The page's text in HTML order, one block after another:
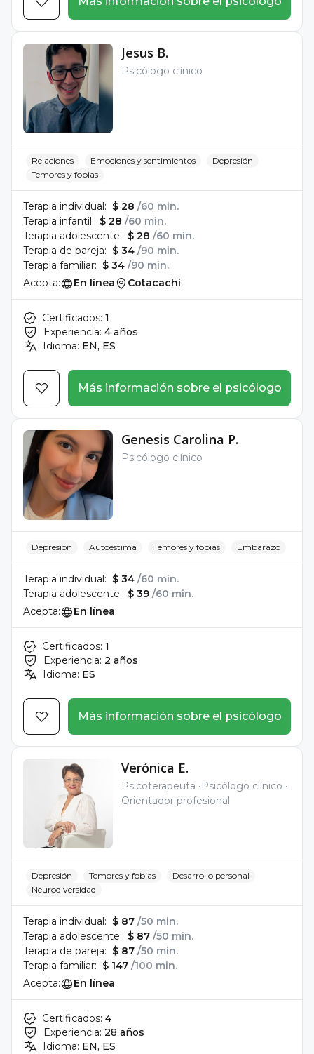
Jesus B.
Psicólogo clínico
Relaciones Emociones y sentimientos
Depresión
Temores y fobias
Terapia individual: $ 28 /60 min.
Terapia infantil: $ 28 /60 min.
Terapia adolescente: $ 28 /60 min.
Terapia de pareja: $ 34 /90 min.
Terapia familiar: $ 34 /90 min.
Acepta:
En línea Cotacachi
Certificados: 1
Experiencia: 4 años
Idioma: EN, ES
Más información sobre el psicólogo
Genesis Carolina P.
Psicólogo clínico
Depresión Autoestima Temores y fobias Embarazo
Terapia individual: $ 34 /60 min.
Terapia adolescente: $ 39 /60 min.
Acepta:
En línea
Certificados: 1
Experiencia: 2 años
Idioma: ES
Más información sobre el psicólogo
Verónica E.
Psicoterapeuta
Psicólogo clínico
Orientador profesional
Depresión Temores y fobias
Desarrollo personal
Neurodiversidad
Terapia individual: $ 87 /50 min.
Terapia adolescente: $ 87 /50 min.
Terapia de pareja: $ 87 /50 min.
Terapia familiar: $ 147 /100 min.
Acepta:
En línea
Certificados: 4
Experiencia: 28 años
Idioma: EN, ES